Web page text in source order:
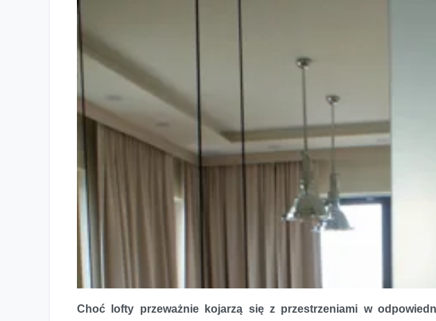
Choć lofty przeważnie kojarzą się z przestrzeniami w